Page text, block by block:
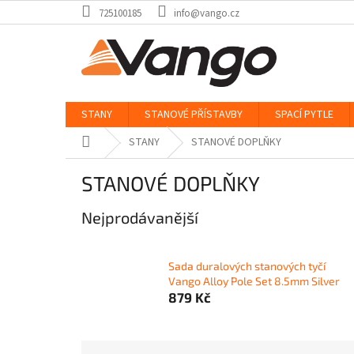
na
725100185 info@vango.cz
STANY STANOVÉ PŘÍSTAVBY SPACÍ PYTLE
Domů STANY STANOVÉ DOPLŇKY
STANOVÉ DOPLŇKY
Nejprodávanější
Sada duralových stanových tyčí
Vango Alloy Pole Set 8.5mm Silver
879 Kč